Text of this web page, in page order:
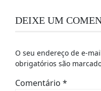
DEIXE UM
O seu endereço de e-
obrigatórios são
Comentário *